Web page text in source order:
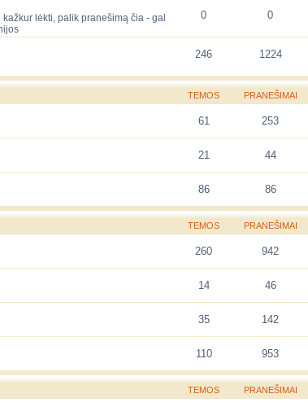
lėkti, palik pranešimą čia - gal
0 0
246 1224
TEMOS PRANEŠIMAI
61 253
21 44
86 86
TEMOS PRANEŠIMAI
260 942
14 46
35 142
110 953
TEMOS PRANEŠIMAI